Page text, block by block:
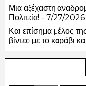
Μια αξέχαστη
Πολιτεία! - 7/27/2026
Και επίσημα μέλος
βίντεο με το καράβι